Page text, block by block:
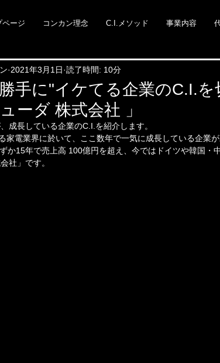
ページ コンカン理念 C.I.メソッド 事業内容
手に"イケてる企業のC.I.を
ーダ 株式会社 」
2021年3月1日 読了時間: 10分
成長している企業のC.I.を紹介します。
家電業界に於いて、ここ数年で一気に成長している企業が
か15年で売上高 100億円を超え、今ではドイツや韓国・
社」です。